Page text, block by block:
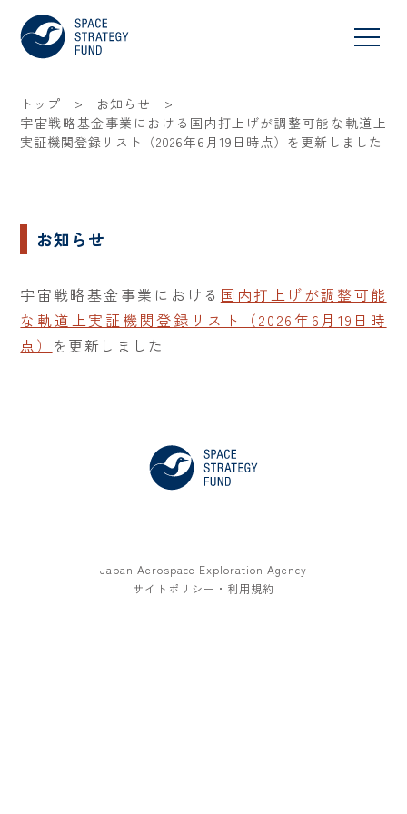
トップ > お知らせ
>
宇宙戦略基金事業における国内打上げが調整可能な軌道上
実証機関登録リスト（2026年6月19日時点）を更新しました
お知らせ
宇宙戦略基金事業における 国内打上げが調整可能
な軌道上実証機関登録リスト（2026年6月19日時
点） を更新しました
Japan Aerospace Exploration Agency
サイトポリシー・利用規約